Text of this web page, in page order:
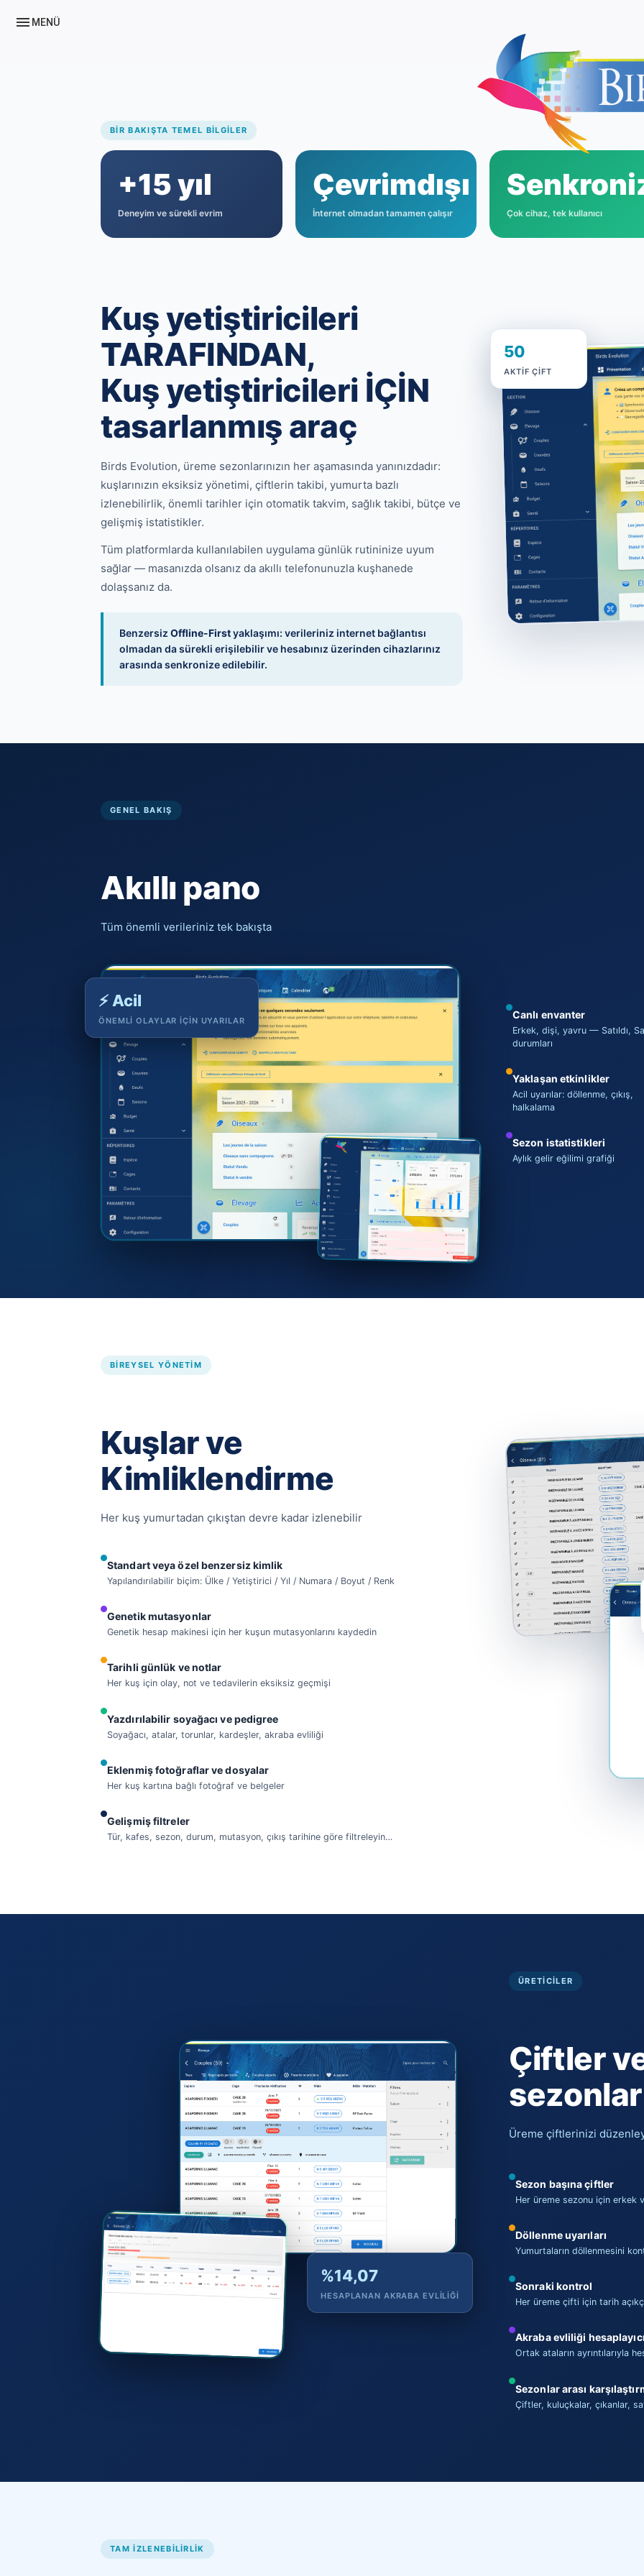
menu MENÜ
BIR BAKIŞTA TEMEL BILGILER
+15 yıl
Deneyim ve sürekli evrim
Çevrimdışı
İnternet olmadan tamamen çalışır Çok cihaz, tek kullanıcı
Kuş yetiştiricileri
TARAFINDAN,
Kuş yetiştiricileri İÇİN
tasarlanmış araç
Birds Evolution, üreme sezonlarınızın her aşamasında yanınızdadır:
kuşlarınızın eksiksiz yönetimi, çiftlerin takibi, yumurta bazlı
izlenebilirlik, önemli tarihler için otomatik takvim, sağlık takibi, bütçe ve
gelişmiş istatistikler.
Tüm platformlarda kullanılabilen uygulama günlük rutininize uyum
sağlar — masanızda olsanız da akıllı telefonunuzla kuşhanede
dolaşsanız da.
Benzersiz Offline-Firstyaklaşımı: verileriniz internet bağlantısı
olmadan da sürekli erişilebilir ve hesabınız üzerinden cihazlarınız
arasında senkronize edilebilir.
50
AKTIF ÇIFT
GENEL BAKIŞ
Akıllı pano
Tüm önemli verileriniz tek bakışta
⚡ Acil
ÖNEMLI OLAYLAR IÇIN UYARILAR Canlı envanter
Erkek, dişi, yavru — Satıldı,
durumları
Yaklaşan etkinlikler
Acil uyarılar: döllenme, çıkış,
halkalama
Sezon istatistikleri
Aylık gelir eğilimi grafiği
BIREYSEL YÖNETIM
Kuşlar ve
Kimliklendirme
Her kuş yumurtadan çıkıştan devre kadar izlenebilir
Standart veya özel benzersiz kimlik
Yapılandırılabilir biçim: Ülke / Yetiştirici / Yıl / Numara / Boyut / Renk
Genetik mutasyonlar
Genetik hesap makinesi için her kuşun mutasyonlarını kaydedin
Tarihli günlük ve notlar
Her kuş için olay, not ve tedavilerin eksiksiz geçmişi
Yazdırılabilir soyağacı ve pedigree
Soyağacı, atalar, torunlar, kardeşler, akraba evliliği
Eklenmiş fotoğraflar ve dosyalar
Her kuş kartına bağlı fotoğraf ve belgeler
Gelişmiş filtreler
Tür, kafes, sezon, durum, mutasyon, çıkış tarihine göre filtreleyin…
%14,07
HESAPLANAN AKRABA EVLILIĞI
ÜRETICILER
Çiftler
Üreme çiftlerinizi
Sezon başına çiftler
Her üreme sezonu için erkek
Döllenme uyarıları
Yumurtaların döllenmesini
Sonraki kontrol
Her üreme çifti için tarih
Akraba evliliği
Ortak ataların ayrıntılarıyla
Sezonlar arası
Çiftler, kuluçkalar, çıkanlar,
TAM IZLENEBILIRLIK